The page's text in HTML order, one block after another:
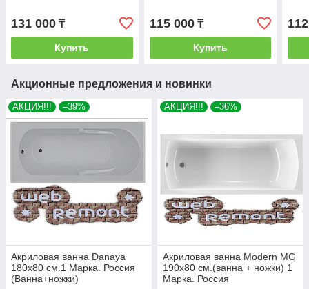
131 000 ₸
Купить
115 000₸
Купить
Акционные предложения и новинки
АКЦИЯ!!! –39%
Акриловая ванна Danaya
180x80 см.1 Марка. Россия
(Ванна+ножки)
АКЦИЯ!!! –36%
Акриловая ванна Modern MG
190х80 см.(ванна + ножки) 1
Марка. Россия